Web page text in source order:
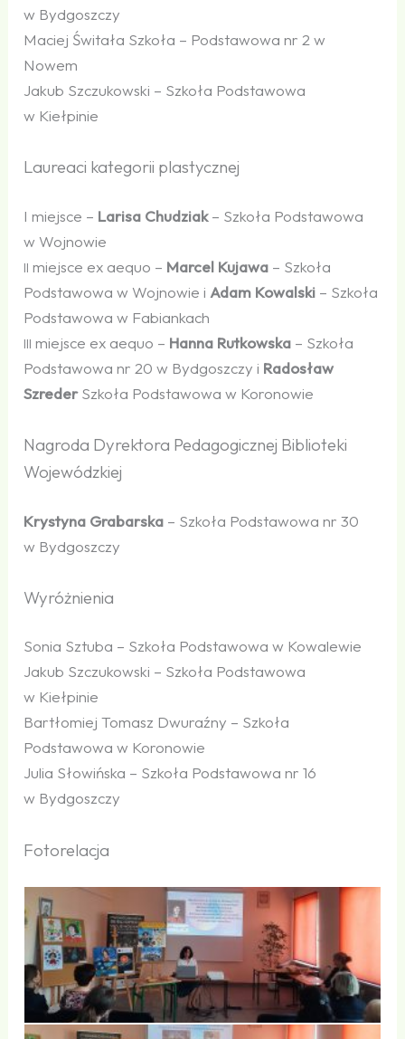
w Bydgoszczy
Maciej Świtała Szkoła – Podstawowa nr 2 w
Nowem
Jakub Szczukowski – Szkoła Podstawowa
w Kiełpinie
Laureaci kategorii plastycznej
I miejsce – Larisa Chudziak– Szkoła Podstawowa
w Wojnowie
II miejsce ex aequo – Marcel Kujawa – Szkoła
Podstawowa w Wojnowie i Adam Kowalski – Szkoła
Podstawowa w Fabiankach
III miejsce ex aequo – Hanna Rutkowska – Szkoła
Podstawowa nr 20 w Bydgoszczy i Radosław
SzrederSzkoła Podstawowa w Koronowie
Nagroda Dyrektora Pedagogicznej Biblioteki
Wojewódzkiej
Krystyna Grabarska – Szkoła Podstawowa nr 30
w Bydgoszczy
Wyróżnienia
Sonia Sztuba – Szkoła Podstawowa w Kowalewie
Jakub Szczukowski – Szkoła Podstawowa
w Kiełpinie
Bartłomiej Tomasz Dwuraźny – Szkoła
Podstawowa w Koronowie
Julia Słowińska – Szkoła Podstawowa nr 16
w Bydgoszczy
Fotorelacja